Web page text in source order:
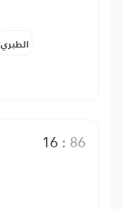
الطبري
16: 86